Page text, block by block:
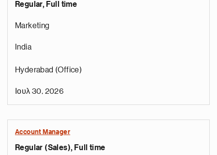
Regular, Full time
Marketing
India
Hyderabad (Office)
Ιουλ 30, 2026
Account Manager
Regular (Sales), Full time